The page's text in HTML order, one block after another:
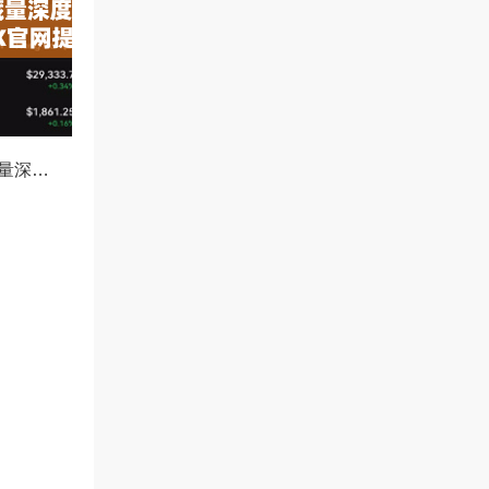
欧易冰山订单隐藏量深度解析，如何利用OKX官网提升交易策略